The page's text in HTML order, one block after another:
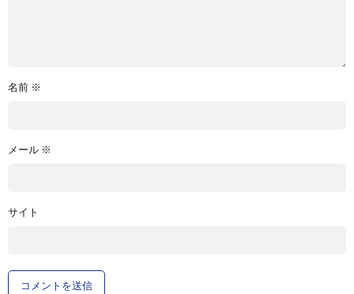
名前 ※
メール ※
サイト